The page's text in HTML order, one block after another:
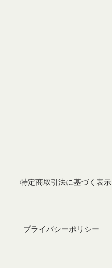
特定商取引法に基づく表示
プライバシーポリシー